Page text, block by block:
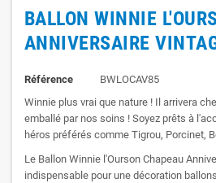
BALLON WINNIE
ANNIVERSAIRE
Référence
BWLOCAV85
Winnie plus vrai que nature ! Il arrivera
emballé par nos soins ! Soyez prêts à
héros préférés comme Tigrou, Porcinet,
Le Ballon Winnie l'Ourson Chapeau
indispensable pour une décoration